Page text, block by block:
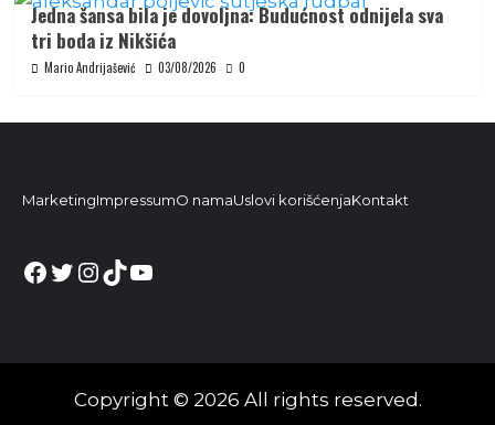
Jedna šansa bila je dovoljna: Budućnost odnijela sva
tri boda iz Nikšića
Mario Andrijašević 03/08/2026 0
MarketingImpressumO namaUslovi korišćenjaKontakt
Facebook
Twitter
Instagram
TikTok
YouTube
Copyright © 2026 All rights reserved.